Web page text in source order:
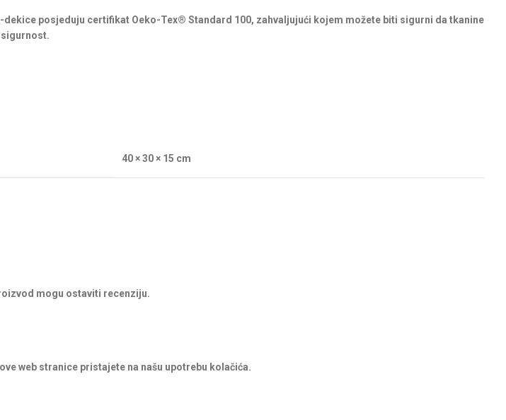
posjeduju certifikat Oeko-Tex® Standard 100, zahvaljujući kojem možete biti sigurni da tkanine
sigurnost.
40 × 30 × 15 cm
mogu ostaviti recenziju.
web stranice pristajete na našu upotrebu kolačića.